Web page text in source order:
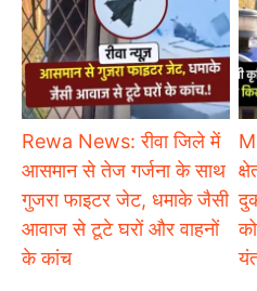
Rewa News: रीवा जिले में
आसमान से तेज गर्जना के साथ
गुजरा फाइटर जेट, धमाके जैसी
आवाज से टूटे घरों और वाहनों
के कांच